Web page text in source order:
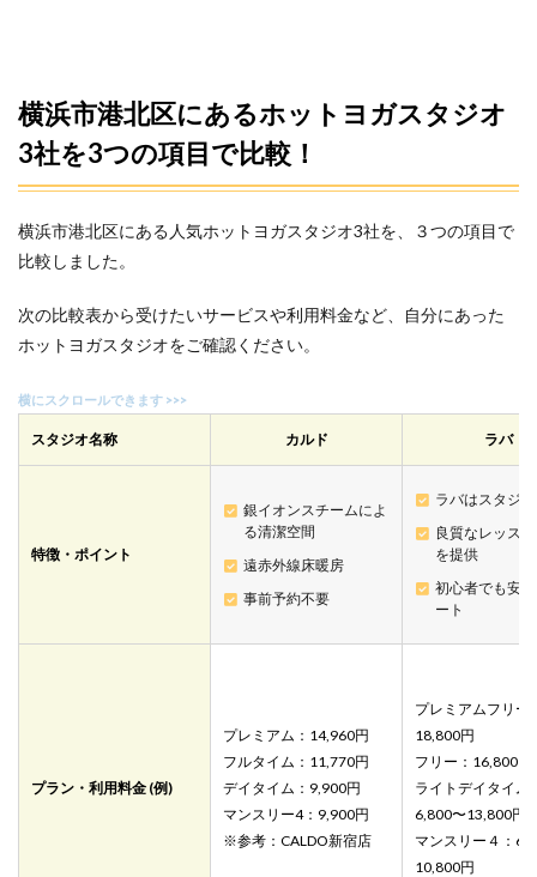
（GRAN
新横浜/
綱島）
（綱
島）
3.ララ
アー
シャ
吉ス
タジ
オ）
ドが
るホ
ット
横浜市港北区にあるホットヨガスタジオ
3社を3つの項目で比較！
横浜市港北区にある人気ホットヨガスタジオ3社を、３つの項目で
比較しました。
次の比較表から受けたいサービスや利用料金など、自分にあった
ホットヨガスタジオをご確認ください。
スタジオ名称 カルド ラバ
特徴・ポイント
銀イオンスチームによ
る清潔空間
遠赤外線床暖房
事前予約不要
ラバはスタジ
良質なレッス
を提供
初心者でも安
ート
プラン・利用料金 (例)
プレミアム：14,960円
フルタイム：11,770円
デイタイム：9,900円
マンスリー4：9,900円
※参考：CALDO新宿店
プレミアムフリー
18,800円
フリー：16,800円
ライトデイタイム
6,800〜13,800円
マンスリー４：
10,800円